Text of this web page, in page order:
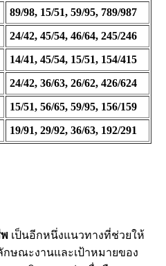
89/98, 15/51, 59/95, 789/987
24/42, 45/54, 46/64, 245/246
14/41, 45/54, 15/51, 154/415
24/42, 36/63, 26/62, 426/624
15/51, 56/65, 59/95, 156/159
19/91, 29/92, 36/63, 192/291
เป็นอีกหนึ่งแนวทางที่ช่วยให้
กษณะงานและเป้าหมายของ